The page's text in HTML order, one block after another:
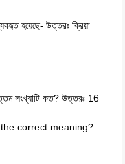
হয়েছে- উত্তরঃ ক্রিয়া
সংখ্যাটি কত? উত্তরঃ 16
correct meaning?